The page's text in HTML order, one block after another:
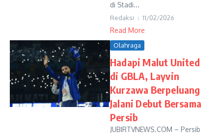
di Stadi...
Redaksi 11/02/2026
Read More
Olahraga
Hadapi Malut United
di GBLA, Layvin
Kurzawa Berpeluang
Jalani Debut Bersama
Persib
JUBIRTVNEWS.COM – Persib